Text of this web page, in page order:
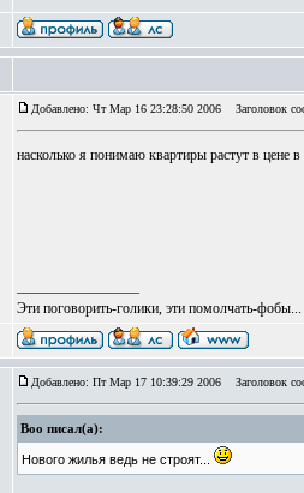
Добавлено: Чт Мар 16 23:28:50 2006 Заголовок
насколько я понимаю квартиры растут в
Эти поговорить-голики, эти помолчать-
Добавлено: Пт Мар 17 10:39:29 2006 Заголовок
Boo писал(а):
Нового жилья ведь не строят...